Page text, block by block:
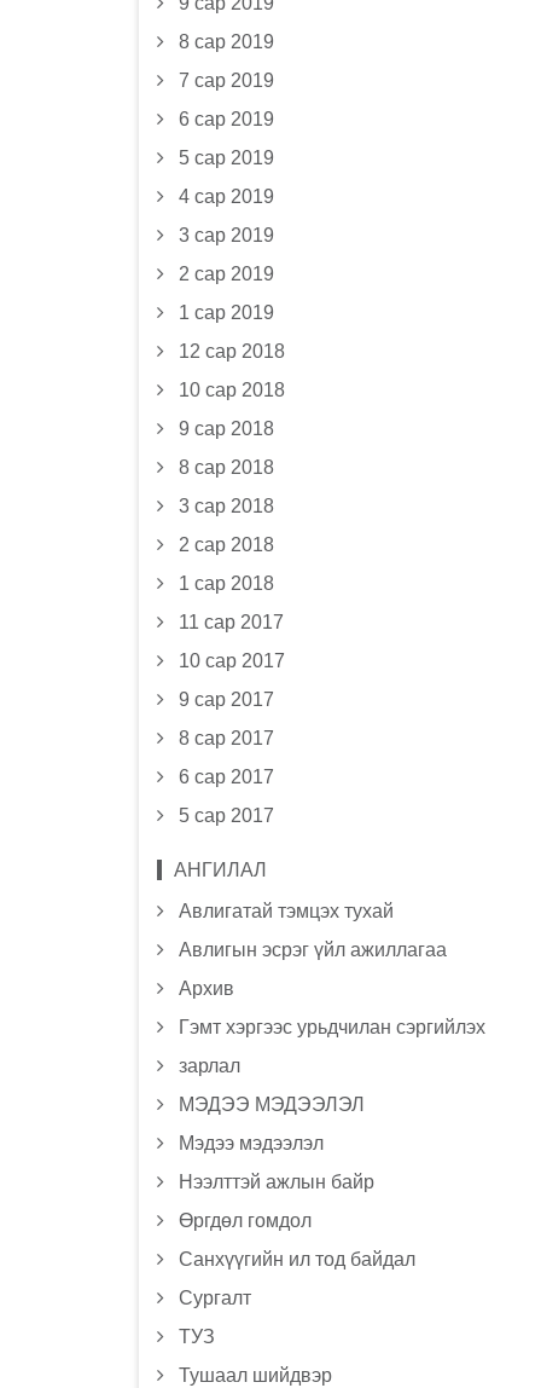
8 сар 2019
7 сар 2019
6 сар 2019
5 сар 2019
4 сар 2019
3 сар 2019
2 сар 2019
1 сар 2019
12 сар 2018
10 сар 2018
9 сар 2018
8 сар 2018
3 сар 2018
2 сар 2018
1 сар 2018
11 сар 2017
10 сар 2017
9 сар 2017
8 сар 2017
6 сар 2017
5 сар 2017
АНГИЛАЛ
Авлигатай тэмцэх тухай
Авлигын эсрэг үйл ажиллагаа
Архив
Гэмт хэргээс урьдчилан сэргийлэх
зарлал
МЭДЭЭ МЭДЭЭЛЭЛ
Мэдээ мэдээлэл
Нээлттэй ажлын байр
Өргдөл гомдол
Санхүүгийн ил тод байдал
Сургалт
ТУЗ
Тушаал шийдвэр